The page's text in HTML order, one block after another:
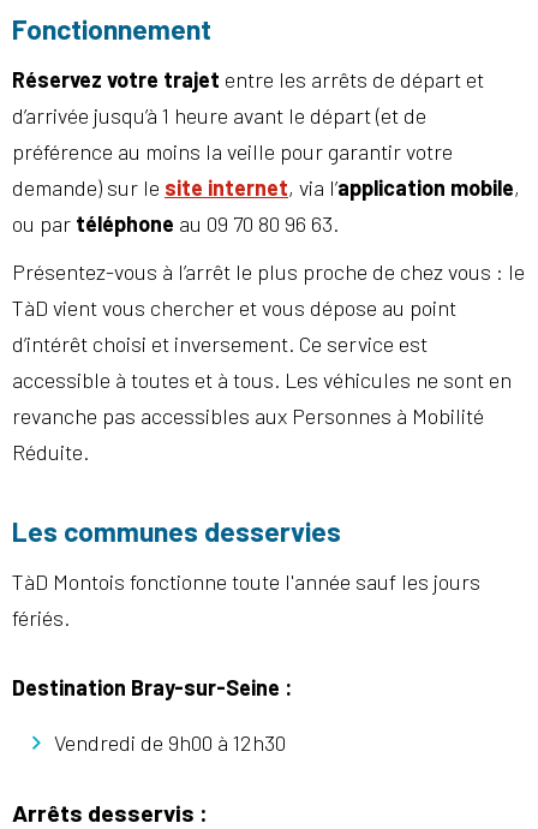
Fonctionnement
Réservez votre trajet entre les arrêts de départ et
d’arrivée jusqu’à 1 heure avant le départ (et de
préférence au moins la veille pour garantir votre
demande) sur le site internet, via l’application mobile,
ou par téléphone au 09 70 80 96 63.
Présentez-vous à l’arrêt le plus proche de chez vous : le
TàD vient vous chercher et vous dépose au point
d’intérêt choisi et inversement. Ce service est
accessible à toutes et à tous. Les véhicules ne sont en
revanche pas accessibles aux Personnes à Mobilité
Réduite.
Les communes desservies
TàD Montois fonctionne toute l'année sauf les jours
fériés.
Destination Bray-sur-Seine :
Vendredi de 9h00 à 12h30
Arrêts desservis :